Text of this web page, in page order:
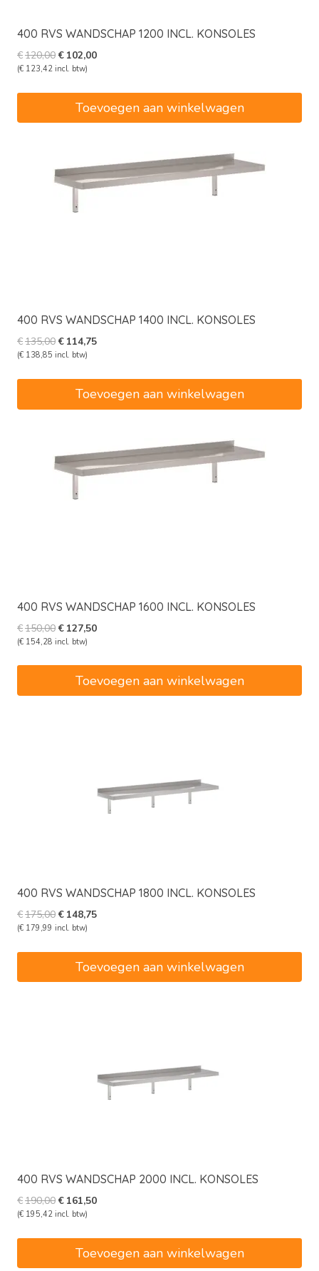
400 RVS WANDSCHAP 1200 INCL. KONSOLES
€120,00Oorspronkelijke
prijs
€120,00.
€ 102,00Huidige
(€ 123,42 incl. btw)
Toevoegen aan winkelwagen
400 RVS WANDSCHAP 1400 INCL. KONSOLES
€135,00Oorspronkelijke
prijs
€135,00.
€ 114,75Huidige
(€ 138,85 incl. btw)
Toevoegen aan winkelwagen
400 RVS WANDSCHAP 1600 INCL. KONSOLES
€150,00Oorspronkelijke
prijs
€ 127,50Huidige
(€ 154,28 incl. btw)
Toevoegen aan winkelwagen
400 RVS WANDSCHAP 1800 INCL. KONSOLES
€175,00Oorspronkelijke
prijs
€ 148,75Huidige
(€ 179,99 incl. btw)
Toevoegen aan winkelwagen
400 RVS WANDSCHAP 2000 INCL. KONSOLES
€190,00Oorspronkelijke
prijs
€190,00.
€ 161,50Huidige
(€ 195,42 incl. btw)
Toevoegen aan winkelwagen